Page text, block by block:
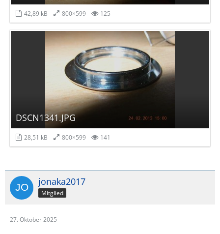
42,89 kB 800×599 125
DSCN1341.JPG
28,51 kB 800×599 141
jonaka2017
Mitglied
27. Oktober 2025